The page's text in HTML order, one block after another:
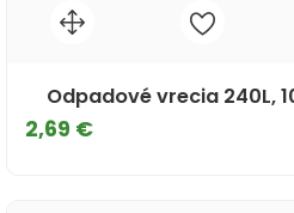
Odpadové vrecia 240L,
2,69 €Cena